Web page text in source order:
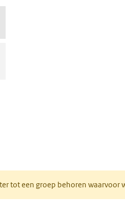
tot een groep behoren waarvoor